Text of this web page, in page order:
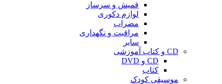
قمیش و سرساز
لوازم دکوری
مضراب
مراقبت و نگهداری
سایر
CD و کتاب آموزشی
CD و DVD
کتاب
موسیقی کودک